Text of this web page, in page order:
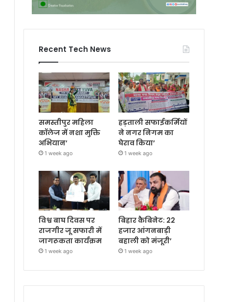
Recent Tech News
समस्तीपुर महिला
कॉलेज में नशा मुक्ति
अभियान’
1 week ago
हड़ताली सफाईकर्मियों
ने नगर निगम का
घेराव किया’
1 week ago
विश्व बाघ दिवस पर
राजगीर जू सफारी में
जागरूकता कार्यक्रम
1 week ago
बिहार कैबिनेट: 22
हजार आंगनबाड़ी
बहाली को मंजूरी’
1 week ago